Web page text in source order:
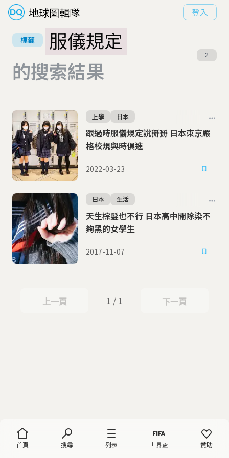
地球圖輯隊 登入
首頁 搜尋 列表 世界盃 贊助
標籤
服儀規定
的搜索結果
2
跟過時服儀規定說掰掰 日本東京嚴
格校規與時俱進
上學 日本
2022-03-23
天生棕髮也不行 日本高中開除染不
夠黑的女學生
日本 生活
2017-11-07
上一頁
上一頁 1 / 1 下一頁
下一頁